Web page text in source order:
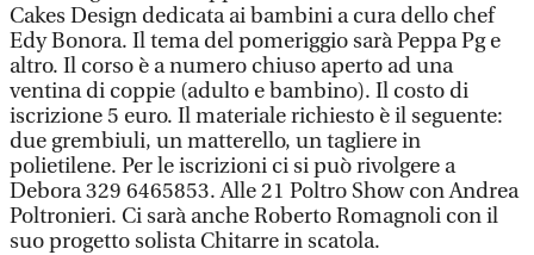
Cakes Design dedicata ai bambini a cura dello chef
Edy Bonora. Il tema del pomeriggio sarà Peppa Pg e
altro. Il corso è a numero chiuso aperto ad una
ventina di coppie (adulto e bambino). Il costo di
iscrizione 5 euro. Il materiale richiesto è il seguente:
due grembiuli, un matterello, un tagliere in
polietilene. Per le iscrizioni ci si può rivolgere a
Debora 329 6465853. Alle 21 Poltro Show con Andrea
Poltronieri. Ci sarà anche Roberto Romagnoli con il
suo progetto solista Chitarre in scatola.